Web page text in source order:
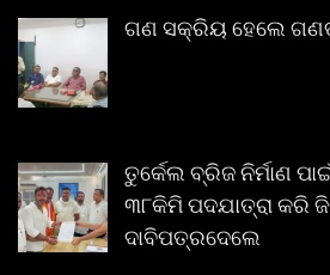
ଗଣ ସକ୍ରିୟ ହେଲେ
ତୁର୍କେଲ ବ୍ରିଜ ନିର୍ମାଣ
୩୮କିମି ପଦଯାତ୍ରା କରି
ଦାବିପତ୍ରଦେଲେ